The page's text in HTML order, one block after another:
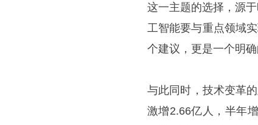
这一主题的选择，源
工智能要与重点领域
个建议，更是一个明确
与此同时，技术变革
激增2.66亿人，半年